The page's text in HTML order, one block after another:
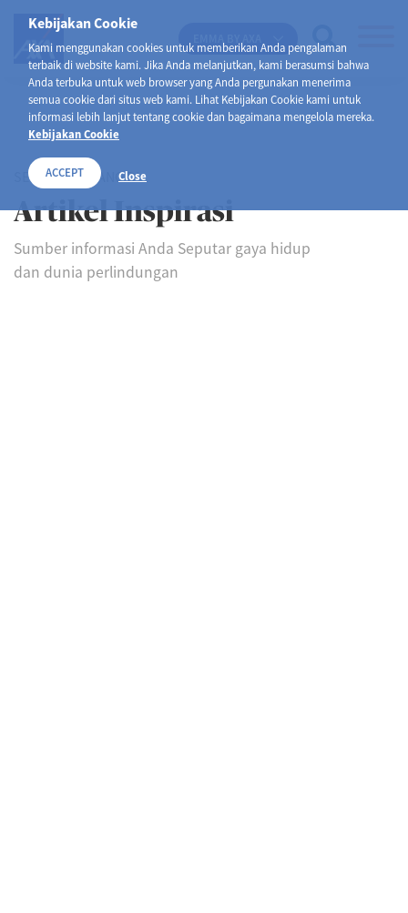
Kebijakan Cookie
Kami menggunakan cookies untuk memberikan Anda pengalaman
terbaik di website kami. Jika Anda melanjutkan, kami berasumsi bahwa
Anda terbuka untuk web browser yang Anda pergunakan menerima
semua cookie dari situs web kami. Lihat Kebijakan Cookie kami untuk
informasi lebih lanjut tentang cookie dan bagaimana mengelola mereka.
Kebijakan Cookie
ACCEPT Close
SELAMAT DATANG DI
Artikel Inspirasi
Sumber informasi Anda Seputar gaya hidup
dan dunia perlindungan